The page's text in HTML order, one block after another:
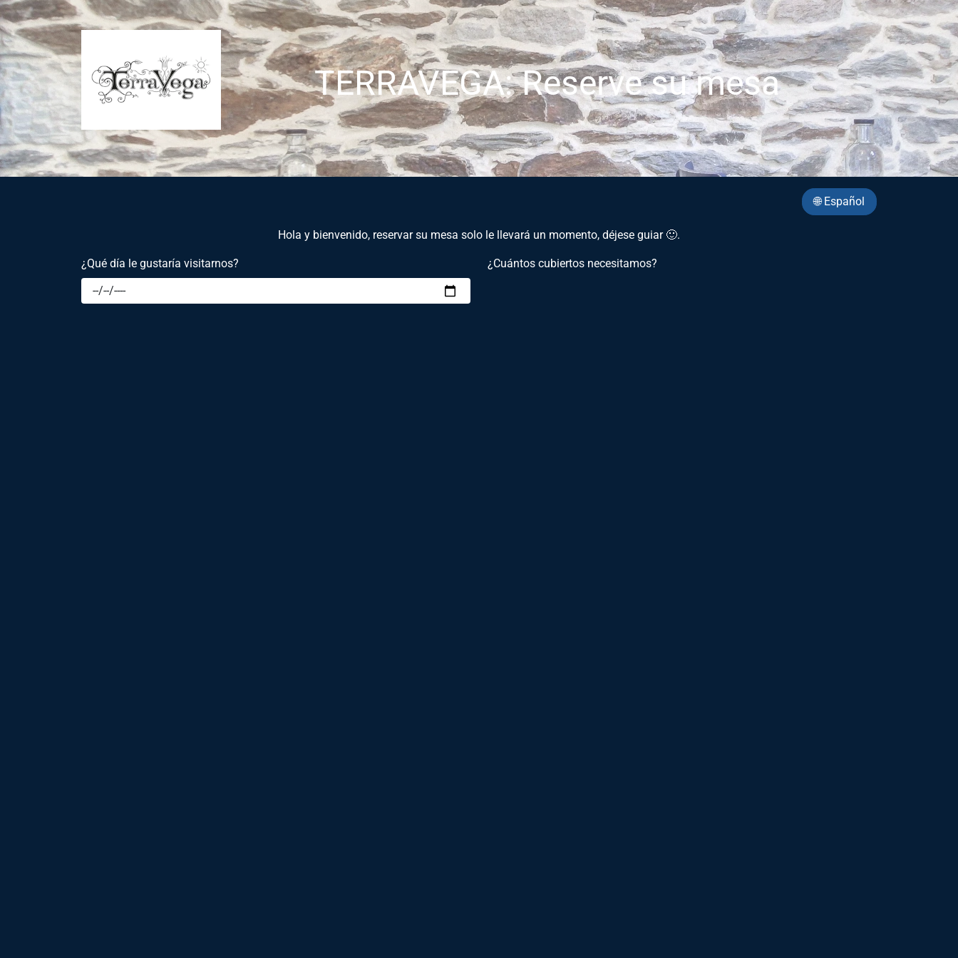
TERRAVEGA: Reserve su mesa
🌐 Español
Hola y bienvenido, reservar su mesa solo le llevará un momento, déjese guiar 🙂.
¿Qué día le gustaría visitarnos? ¿Cuántos cubiertos necesitamos?